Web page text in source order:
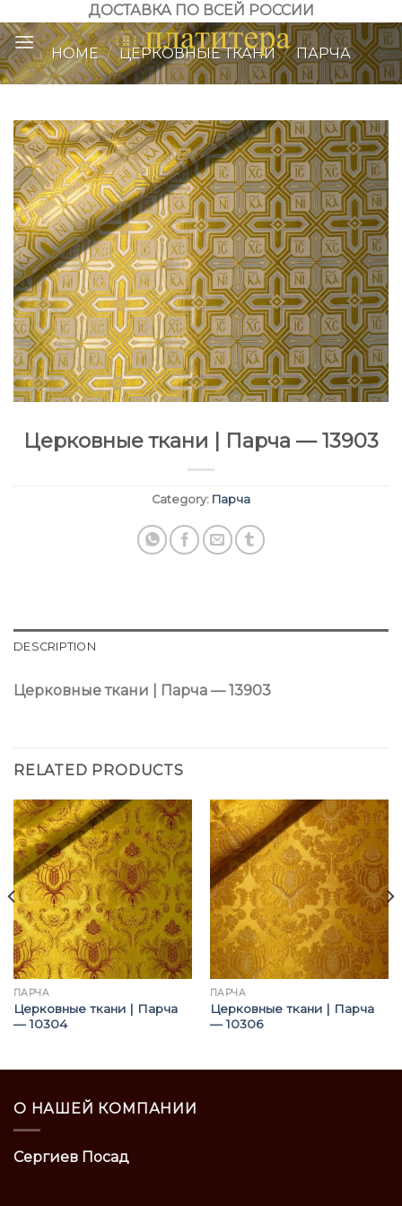
to
content
ДОСТАВКА ПО ВСЕЙ РОССИИ
HOME / ЦЕРКОВНЫЕ ТКАНИ / ПАРЧА
Церковные ткани | Парча — 13903
Category: Парча
DESCRIPTION
Церковные ткани | Парча — 13903
RELATED PRODUCTS
ПАРЧА
Церковные ткани | Парча
— 10304
ПАРЧА
Церковные ткани | Парча
— 10306
О НАШЕЙ КОМПАНИИ
Сергиев Посад